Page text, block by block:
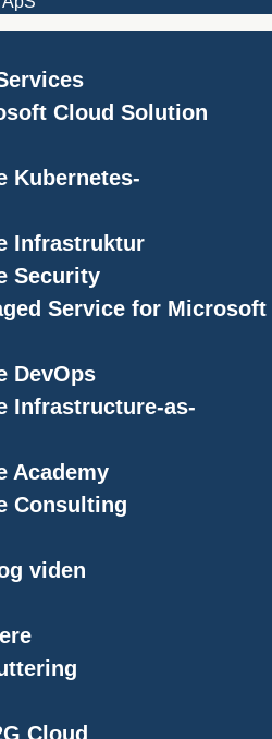
Cloud Solution
Kubernetes-
Infrastruktur
Security
Service for Microsoft
DevOps
Infrastructure-as-
Academy
Consulting
viden
Cloud